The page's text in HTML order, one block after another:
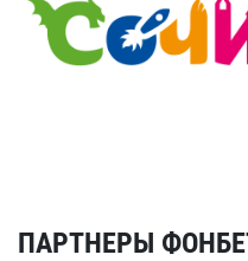
ПАРТНЕРЫ